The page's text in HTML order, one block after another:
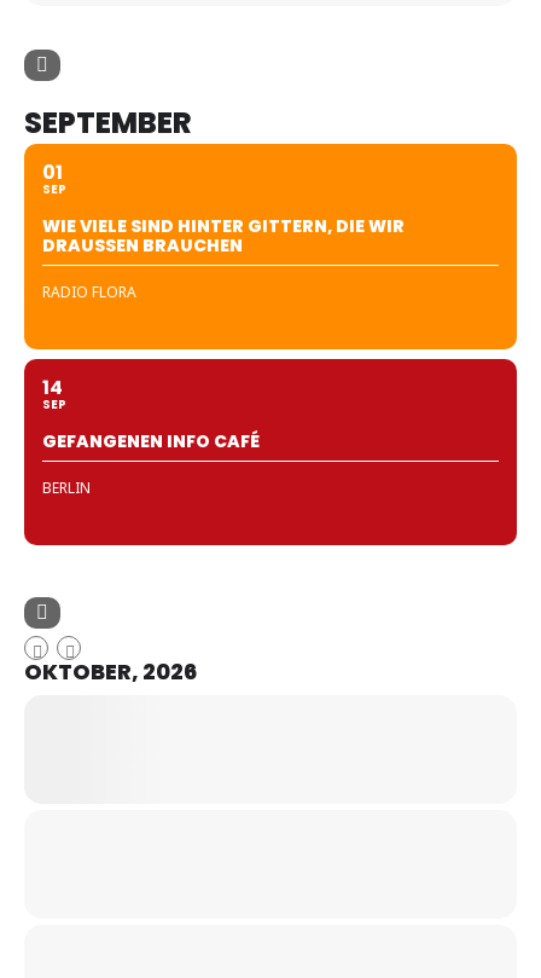
SEPTEMBER
01
SEP
WIE VIELE SIND HINTER GITTERN, DIE WIR
DRAUSSEN BRAUCHEN
RADIO FLORA
14
SEP
GEFANGENEN INFO CAFÉ
BERLIN
OKTOBER, 2026